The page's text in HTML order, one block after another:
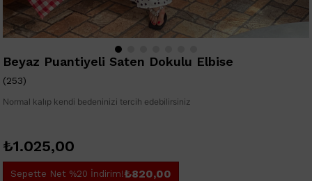
Beyaz Puantiyeli Saten Dokulu Elbise
(253)
Normal kalıp kendi bedeninizi tercih edebilirsiniz
₺1.025,00
Sepette Net %20 İndirim!₺820,00